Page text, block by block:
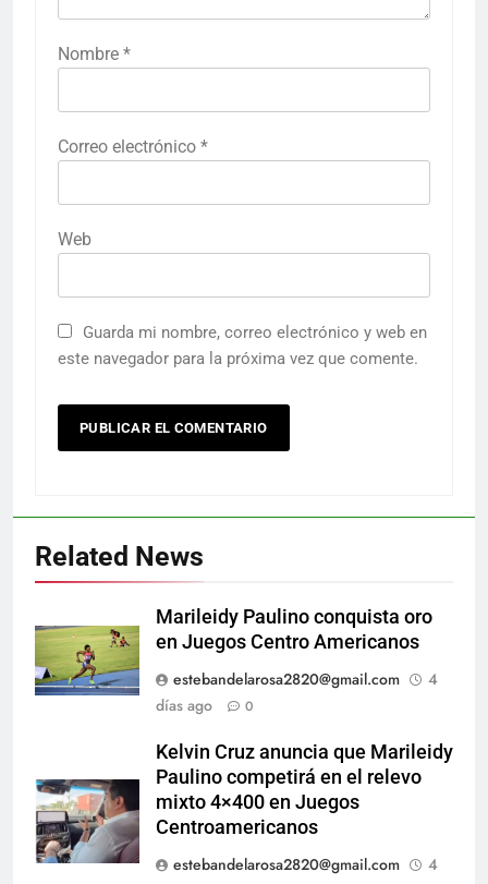
Nombre *
Correo electrónico *
Web
Guarda mi nombre, correo electrónico y web en
este navegador para la próxima vez que comente.
Related News
Marileidy Paulino conquista oro
en Juegos Centro Americanos
estebandelarosa2820@gmail.com
4
días ago
0
Kelvin Cruz anuncia que Marileidy
Paulino competirá en el relevo
mixto 4×400 en Juegos
Centroamericanos
estebandelarosa2820@gmail.com
4